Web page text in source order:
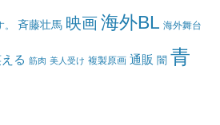
斉藤壮馬 映画海外BL 海外舞台
る 筋肉 美人受け 複製原画 通販 闇 青